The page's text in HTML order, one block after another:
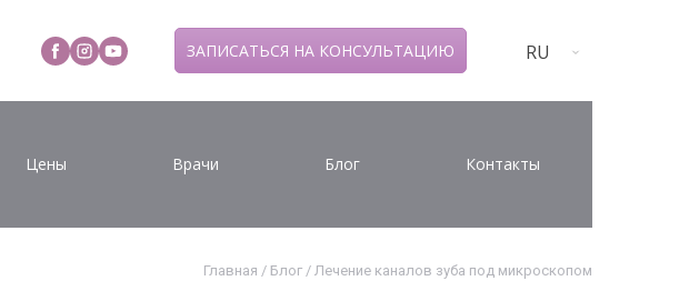
ЗАПИСАТЬСЯ НА КОНСУЛЬТАЦИЮ RU
Цены Врачи Блог Контакты
Главная / Блог / Лечение каналов зуба под микроскопом